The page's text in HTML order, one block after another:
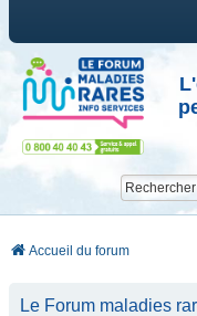
Accueil du forum
Le Forum maladies